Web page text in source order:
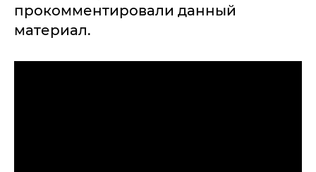
прокомментировали данный
материал.